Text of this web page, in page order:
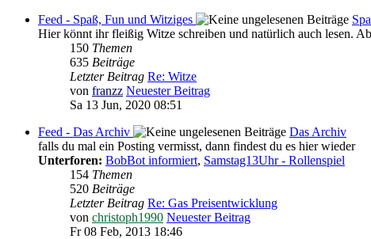
Feed - Spaß, Fun und Witziges
Hier könnt ihr fleißig Witze schreiben und natürlich auch lesen.
150 Themen
635 Beiträge
Letzter Beitrag Re: Witze
von franzz Neuester Beitrag
Sa 13 Jun, 2020 08:51
Feed - Das Archiv
Das Archiv
falls du mal ein Posting vermisst, dann findest du es hier wieder
Unterforen: BobBot informiert, Samstag13Uhr - Rollenspiel
154 Themen
520 Beiträge
Letzter Beitrag Re: Gas Preisentwicklung
von christoph1990 Neuester Beitrag
Fr 08 Feb, 2013 18:46